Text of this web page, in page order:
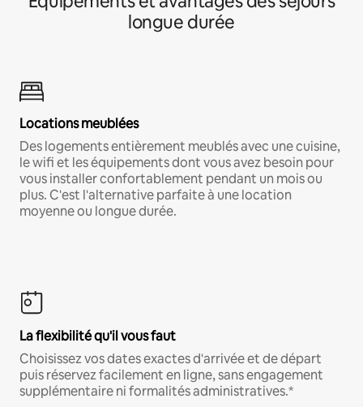
longue durée
Locations meublées
Des logements entièrement meublés avec une cuisine,
le wifi et les équipements dont vous avez besoin pour
vous installer confortablement pendant un mois ou
plus. C'est l'alternative parfaite à une location
moyenne ou longue durée.
La flexibilité qu'il vous faut
Choisissez vos dates exactes d'arrivée et de départ
puis réservez facilement en ligne, sans engagement
supplémentaire ni formalités administratives.*